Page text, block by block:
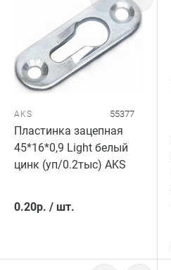
AKS 55377
Пластинка зацепная
45*16*0,9 Light белый
цинк (уп/0.2тыс) AKS
0.20р. / шт.